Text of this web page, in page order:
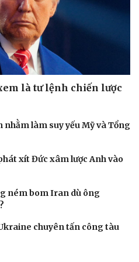
là tư lệnh chiến lược
nhằm làm suy yếu Mỹ và Tổng
xít Đức xâm lược Anh vào
ném bom Iran dù ông
chuyên tấn công tàu